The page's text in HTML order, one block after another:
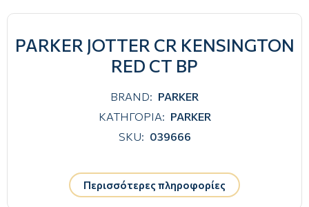
PARKER JOTTER CR KENSINGTON
RED CT BP
BRAND: PARKER
ΚΑΤΗΓΟΡΙΑ: PARKER
SKU: 039666
Περισσότερες πληροφορίες